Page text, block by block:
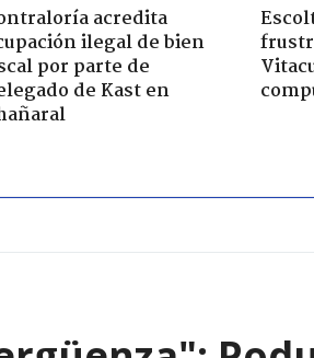
acredita
ilegal de bien
por parte de
de Kast en